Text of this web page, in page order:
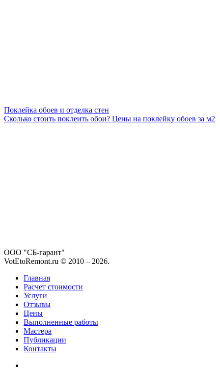
Поклейка обоев и отделка стен
Сколько стоить поклеить обои? Цены на поклейку обоев за м2
ООО "СБ-гарант"
VotEtoRemont.ru © 2010 – 2026.
Главная
Расчет стоимости
Услуги
Отзывы
Цены
Выполненные работы
Мастера
Публикации
Контакты